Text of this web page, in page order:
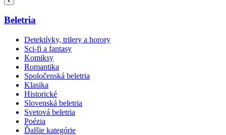
Beletria
Detektívky, trilery a horory
Sci-fi a fantasy
Komiksy
Romantika
Spoločenská beletria
Klasika
Historické
Slovenská beletria
Svetová beletria
Poézia
Ďalšie kategórie